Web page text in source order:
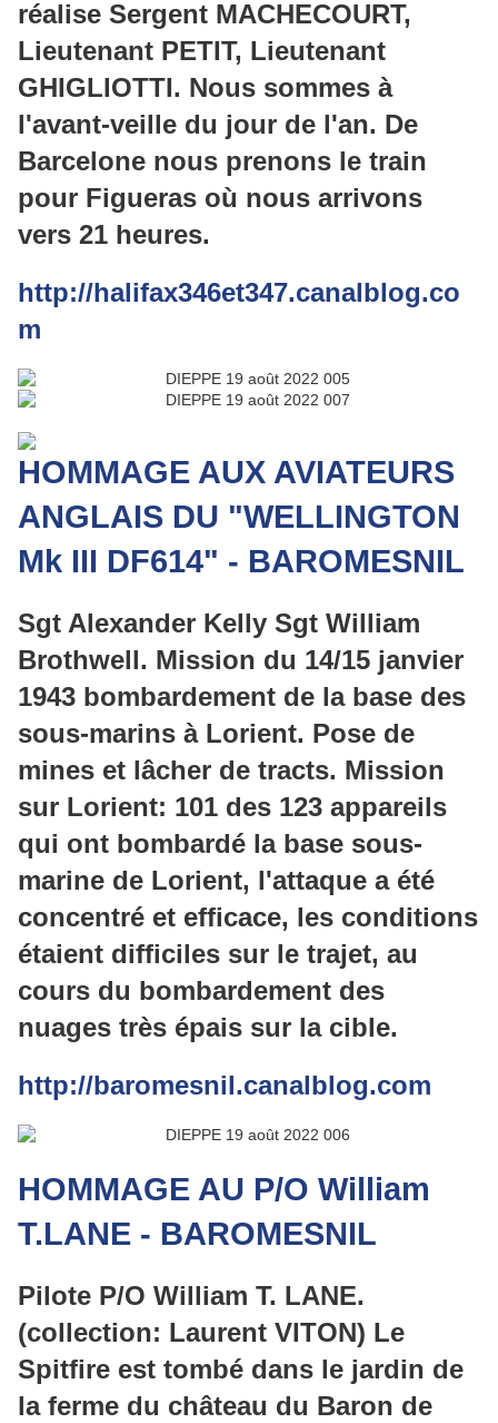
réalise Sergent MACHECOURT,
Lieutenant PETIT, Lieutenant
GHIGLIOTTI. Nous sommes à
l'avant-veille du jour de l'an. De
Barcelone nous prenons le train
pour Figueras où nous arrivons
vers 21 heures.
http://halifax346et347.canalblog.co
m
HOMMAGE AUX AVIATEURS
ANGLAIS DU "WELLINGTON
Mk III DF614" - BAROMESNIL
Sgt Alexander Kelly Sgt William
Brothwell. Mission du 14/15 janvier
1943 bombardement de la base des
sous-marins à Lorient. Pose de
mines et lâcher de tracts. Mission
sur Lorient: 101 des 123 appareils
qui ont bombardé la base sous-
marine de Lorient, l'attaque a été
concentré et efficace, les conditions
étaient difficiles sur le trajet, au
cours du bombardement des
nuages très épais sur la cible.
http://baromesnil.canalblog.com
HOMMAGE AU P/O William
T.LANE - BAROMESNIL
Pilote P/O William T. LANE.
(collection: Laurent VITON) Le
Spitfire est tombé dans le jardin de
la ferme du château du Baron de